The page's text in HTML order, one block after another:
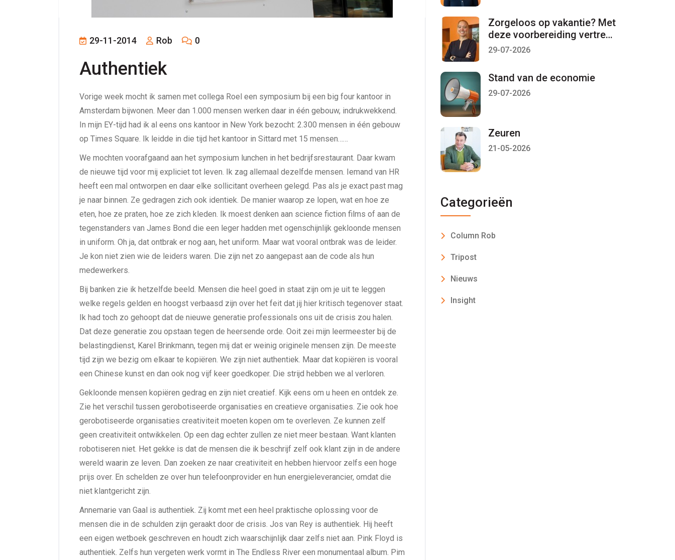
29-11-2014 Rob 0
Authentiek
Vorige week mocht ik samen met collega Roel een symposium bij een big four kantoor in
Amsterdam bijwonen. Meer dan 1.000 mensen werken daar in één gebouw, indrukwekkend.
In mijn EY-tijd had ik al eens ons kantoor in New York bezocht: 2.300 mensen in één gebouw
op Times Square. Ik leidde in die tijd het kantoor in Sittard met 15 mensen……
We mochten voorafgaand aan het symposium lunchen in het bedrijfsrestaurant. Daar kwam
de nieuwe tijd voor mij expliciet tot leven. Ik zag allemaal dezelfde mensen. Iemand van HR
heeft een mal ontworpen en daar elke sollicitant overheen gelegd. Pas als je exact past mag
je naar binnen. Ze gedragen zich ook identiek. De manier waarop ze lopen, wat en hoe ze
eten, hoe ze praten, hoe ze zich kleden. Ik moest denken aan science fiction films of aan de
tegenstanders van James Bond die een leger hadden met ogenschijnlijk gekloonde mensen
in uniform. Oh ja, dat ontbrak er nog aan, het uniform. Maar wat vooral ontbrak was de leider.
Je kon niet zien wie de leiders waren. Die zijn net zo aangepast aan de code als hun
medewerkers.
Bij banken zie ik hetzelfde beeld. Mensen die heel goed in staat zijn om je uit te leggen
welke regels gelden en hoogst verbaasd zijn over het feit dat jij hier kritisch tegenover staat.
Ik had toch zo gehoopt dat de nieuwe generatie professionals ons uit de crisis zou halen.
Dat deze generatie zou opstaan tegen de heersende orde. Ooit zei mijn leermeester bij de
belastingdienst, Karel Brinkmann, tegen mij dat er weinig originele mensen zijn. De meeste
tijd zijn we bezig om elkaar te kopiëren. We zijn niet authentiek. Maar dat kopiëren is vooral
een Chinese kunst en dan ook nog vijf keer goedkoper. Die strijd hebben we al verloren.
Gekloonde mensen kopiëren gedrag en zijn niet creatief. Kijk eens om u heen en ontdek ze.
Zie het verschil tussen gerobotiseerde organisaties en creatieve organisaties. Zie ook hoe
gerobotiseerde organisaties creativiteit moeten kopen om te overleven. Ze kunnen zelf
geen creativiteit ontwikkelen. Op een dag echter zullen ze niet meer bestaan. Want klanten
robotiseren niet. Het gekke is dat de mensen die ik beschrijf zelf ook klant zijn in de andere
wereld waarin ze leven. Dan zoeken ze naar creativiteit en hebben hiervoor zelfs een hoge
prijs over. En schelden ze over hun telefoonprovider en hun energieleverancier, omdat die
niet klantgericht zijn.
Annemarie van Gaal is authentiek. Zij komt met een heel praktische oplossing voor de
mensen die in de schulden zijn geraakt door de crisis. Jos van Rey is authentiek. Hij heeft
een eigen wetboek geschreven en houdt zich waarschijnlijk daar zelfs niet aan. Pink Floyd is
authentiek. Zelfs hun vergeten werk vormt in The Endless River een monumentaal album. Pim
Zorgeloos op vakantie? Met
deze voorbereiding vertrekt
u met een gerust gevoel
29-07-2026
Stand van de economie
29-07-2026
Zeuren
21-05-2026
Categorieën
Column Rob
Tripost
Nieuws
Insight